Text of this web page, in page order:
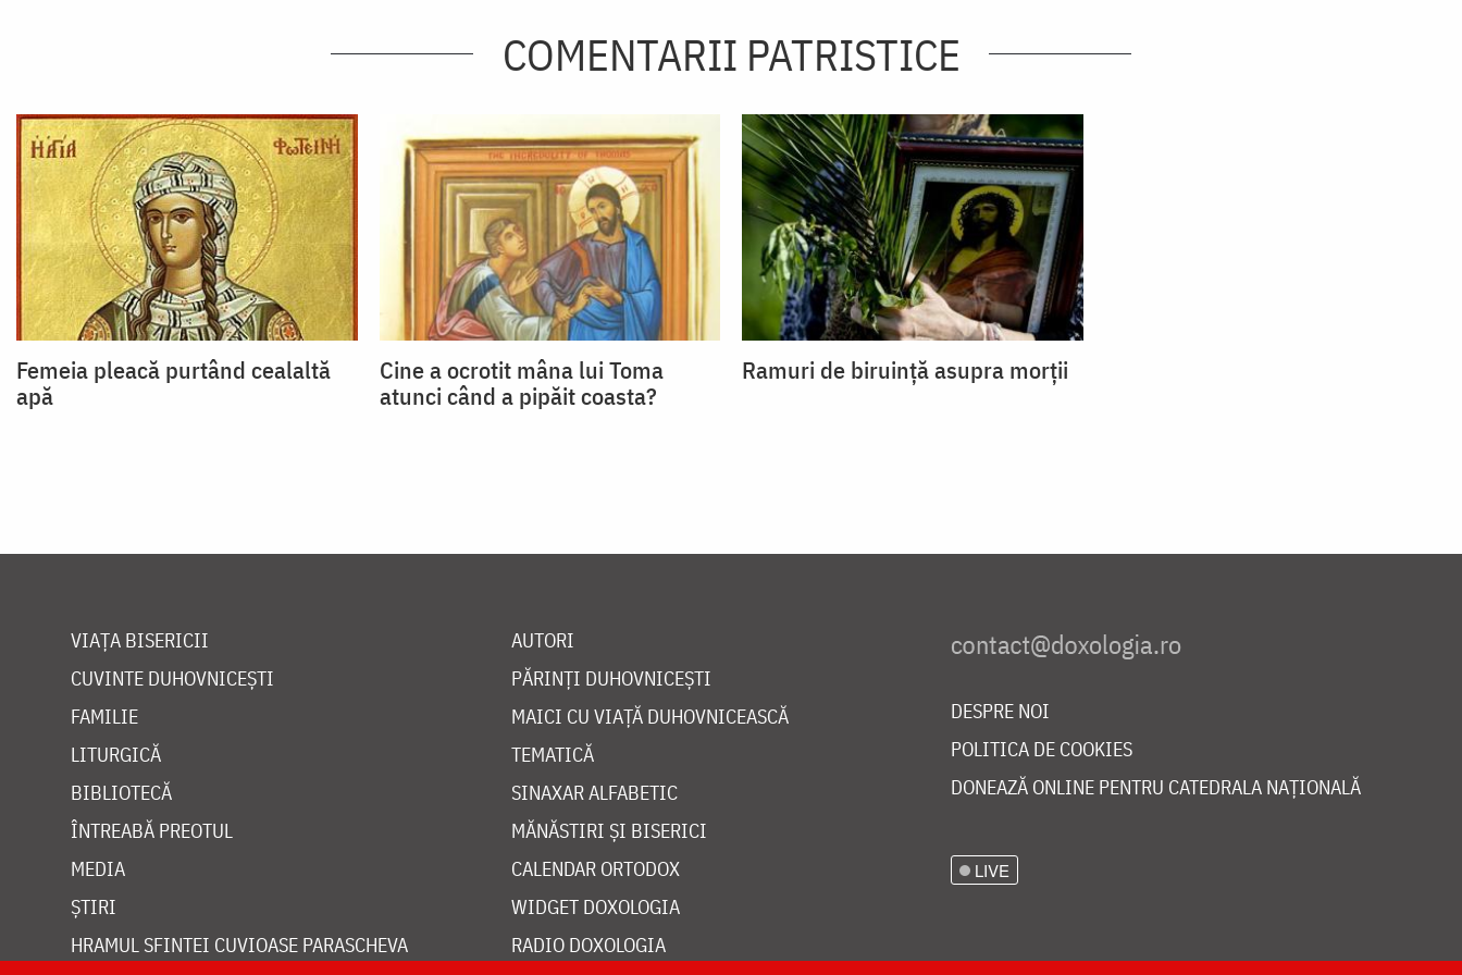
COMENTARII PATRISTICE
Femeia pleacă purtând cealaltă
apă
Cine a ocrotit mâna lui Toma
atunci când a pipăit coasta?
Ramuri de biruinţă asupra morţii
VIAȚA BISERICII
CUVINTE DUHOVNICEȘTI
FAMILIE
LITURGICĂ
BIBLIOTECĂ
ÎNTREABĂ PREOTUL
MEDIA
ȘTIRI
HRAMUL SFINTEI CUVIOASE PARASCHEVA
AUTORI
PĂRINȚI DUHOVNICEȘTI
MAICI CU VIAȚĂ DUHOVNICEASCĂ
TEMATICĂ
SINAXAR ALFABETIC
MĂNĂSTIRI ȘI BISERICI
CALENDAR ORTODOX
WIDGET DOXOLOGIA
RADIO DOXOLOGIA
DESPRE NOI
POLITICA DE COOKIES
DONEAZĂ ONLINE PENTRU CATEDRALA NAȚIONALĂ
LIVE